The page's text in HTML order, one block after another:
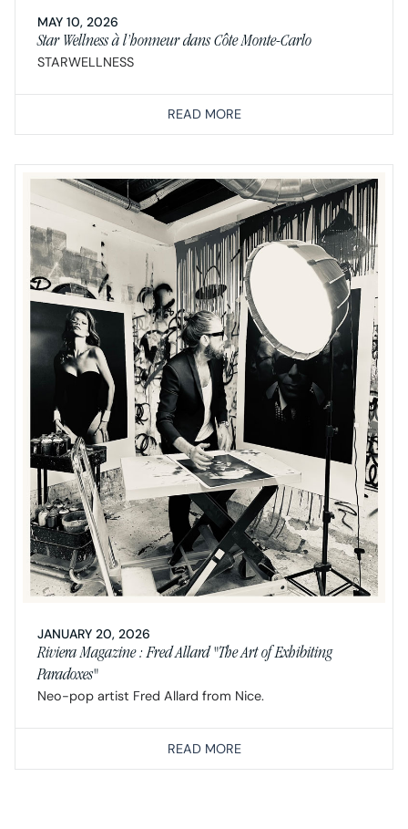
MAY 10, 2026
Star Wellness à l’honneur dans Côte Monte-Carlo
STARWELLNESS
READ MORE
JANUARY 20, 2026
Riviera Magazine : Fred Allard "The Art of Exhibiting
Paradoxes"
Neo-pop artist Fred Allard from Nice.
READ MORE